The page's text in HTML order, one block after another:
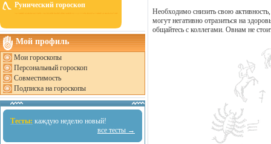
Рунический гороскоп
Мой профиль
Мои гороскопы
Персональный гороскоп
Совместимость
Подписка на гороскопы
Тесты: каждую неделю новый!
все тесты →
Необходимо снизить свою
могут негативно отразиться на
общайтесь с коллегами. Овнам не